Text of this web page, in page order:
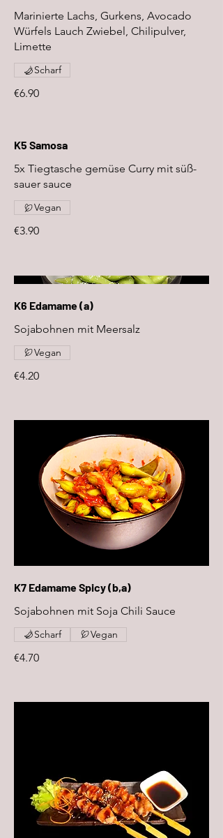
Marinierte Lachs, Gurkens, Avocado
Würfels Lauch Zwiebel, Chilipulver,
Limette
€6.90
Scharf
K5 Samosa
5x Tiegtasche gemüse Curry mit süß-
sauer sauce
€3.90
Vegan
K6 Edamame (a)
Sojabohnen mit Meersalz
€4.20
Vegan
K7 Edamame Spicy (b,a)
Sojabohnen mit Soja Chili Sauce
€4.70
Scharf Vegan